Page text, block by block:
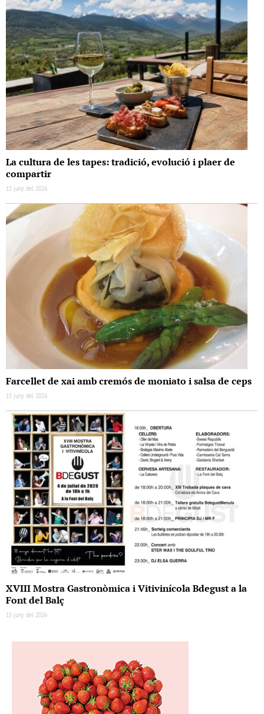
La cultura de les tapes: tradició, evolució i plaer de
compartir
15 juny del 2026
Farcellet de xai amb cremós de moniato i salsa de ceps
15 juny del 2026
XVIII Mostra Gastronòmica i Vitivinícola Bdegust a la
Font del Balç
15 juny del 2026